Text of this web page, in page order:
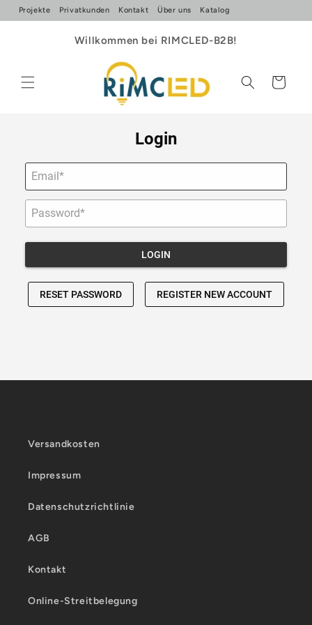
zum
Projekte Privatkunden Kontakt Über uns Katalog
Willkommen bei RIMCLED-B2B!
Warenkorb
Versandkosten
Impressum
Datenschutzrichtlinie
AGB
Kontakt
Online-Streitbelegung